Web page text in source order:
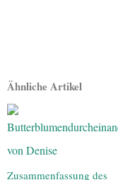
Ähnliche Artikel
Zusammenfassung des